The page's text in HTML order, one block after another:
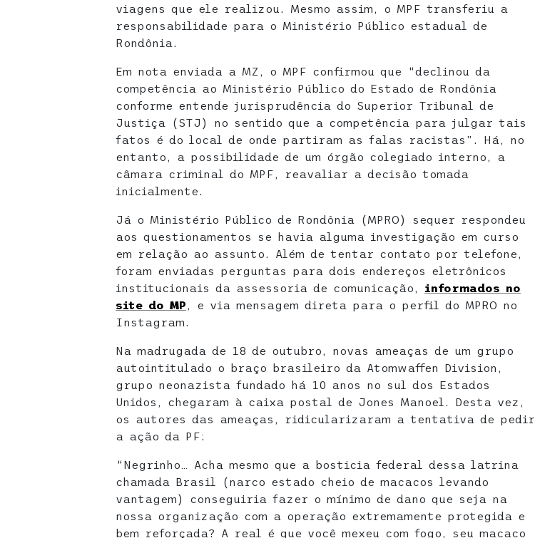
viagens que ele realizou. Mesmo assim, o MPF transferiu a
responsabilidade para o Ministério Público estadual de
Rondônia.
Em nota enviada a MZ, o MPF confirmou que “declinou da
competência ao Ministério Público do Estado de Rondônia
conforme entende jurisprudência do Superior Tribunal de
Justiça (STJ) no sentido que a competência para julgar tais
fatos é do local de onde partiram as falas racistas”. Há, no
entanto, a possibilidade de um órgão colegiado interno, a
câmara criminal do MPF, reavaliar a decisão tomada
inicialmente.
Já o Ministério Público de Rondônia (MPRO) sequer respondeu
aos questionamentos se havia alguma investigação em curso
em relação ao assunto. Além de tentar contato por telefone,
foram enviadas perguntas para dois endereços eletrônicos
institucionais da assessoria de comunicação, informados no
site do MP, e via mensagem direta para o perfil do MPRO no
Instagram.
Na madrugada de 18 de outubro, novas ameaças de um grupo
autointitulado o braço brasileiro da Atomwaffen Division,
grupo neonazista fundado há 10 anos no sul dos Estados
Unidos, chegaram à caixa postal de Jones Manoel. Desta vez,
os autores das ameaças, ridicularizaram a tentativa de pedir
a ação da PF:
“Negrinho… Acha mesmo que a bosticia federal dessa latrina
chamada Brasil (narco estado cheio de macacos levando
vantagem) conseguiria fazer o mínimo de dano que seja na
nossa organização com a operação extremamente protegida e
bem reforçada? A real é que você mexeu com fogo, seu macaco